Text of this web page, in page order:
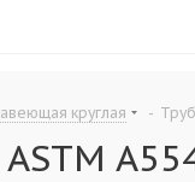
круглая -